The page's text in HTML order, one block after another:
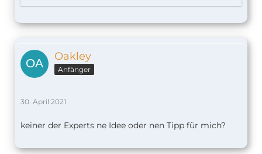
Oakley
Anfänger
30. April 2021
keiner der Experts ne Idee oder nen Tipp für mich?